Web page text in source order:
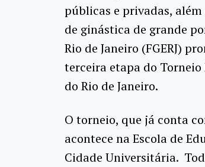
públicas e privadas,
de ginástica de grande
Rio de Janeiro (FGERJ)
terceira etapa do
do Rio de Janeiro.
O torneio, que já conta
acontece na Escola de
Cidade Universitária.